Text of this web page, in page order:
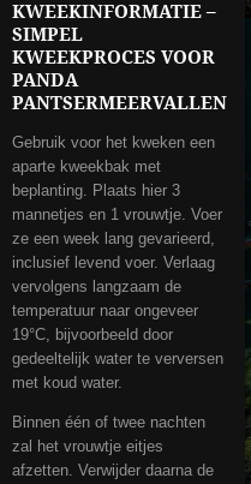
KWEEKINFORMATIE –
SIMPEL
KWEEKPROCES VOOR
PANDA
PANTSERMEERVALLEN
Gebruik voor het kweken een
aparte kweekbak met
beplanting. Plaats hier 3
mannetjes en 1 vrouwtje. Voer
ze een week lang gevarieerd,
inclusief levend voer. Verlaag
vervolgens langzaam de
temperatuur naar ongeveer
19°C, bijvoorbeeld door
gedeeltelijk water te verversen
met koud water.
Binnen één of twee nachten
zal het vrouwtje eitjes
afzetten. Verwijder daarna de